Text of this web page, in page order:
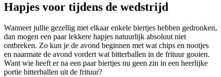
Hapjes voor tijdens de wedstrijd
Wanneer jullie gezellig met elkaar enkele biertjes hebben gedronken,
dan mogen een paar lekkere hapjes natuurlijk absoluut niet
ontbreken. Zo kun je de avond beginnen met wat chips en nootjes
en naarmate de avond vordert wat bitterballen in de frituur gooien.
Want wie heeft er na een paar biertjes nu geen zin in een heerlijke
portie bitterballen uit de frituur?